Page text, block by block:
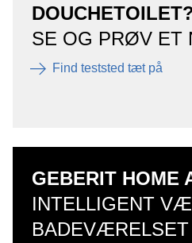
SE OG PRØV ET
Find teststed tæt på
GEBERIT HOME
INTELLIGENT
BADEVÆRELSET